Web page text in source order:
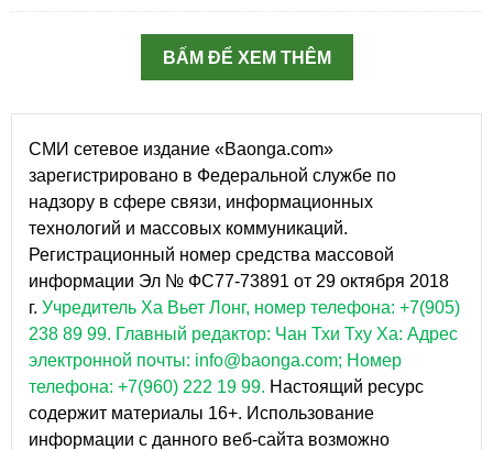
BẤM ĐỂ XEM THÊM
СМИ сетевое издание «Baonga.com»
зарегистрировано в Федеральной службе по
надзору в сфере связи, информационных
технологий и массовых коммуникаций.
Регистрационный номер средства массовой
информации Эл № ФС77-73891 от 29 октября 2018
г. Учредитель Ха Вьет Лонг, номер телефона: +7(905)
238 89 99. Главный редактор: Чан Тхи Тху Ха: Адрес
электронной почты: info@baonga.com; Номер
телефона: +7(960) 222 19 99. Настоящий ресурс
содержит материалы 16+. Использование
информации с данного веб-сайта возможно